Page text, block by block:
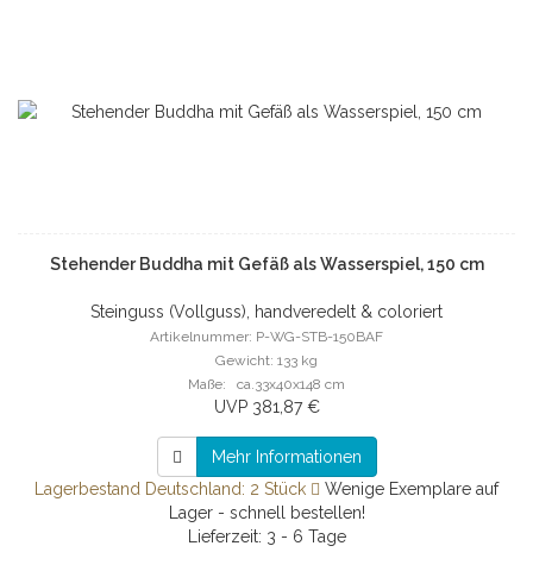
Stehender Buddha mit Gefäß als Wasserspiel, 150 cm
Steinguss (Vollguss), handveredelt & coloriert
Artikelnummer: P-WG-STB-150BAF
Gewicht: 133 kg
Maße: ca.33x40x148 cm
UVP 381,87 €
Mehr Informationen
Lagerbestand Deutschland: 2 Stück
Wenige Exemplare auf
Lager - schnell bestellen!
Lieferzeit: 3 - 6 Tage